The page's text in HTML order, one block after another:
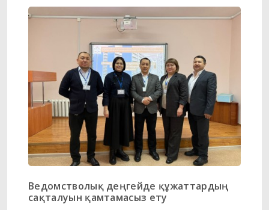
Ведомстволық деңгейде құжаттардың
сақталуын қамтамасыз ету